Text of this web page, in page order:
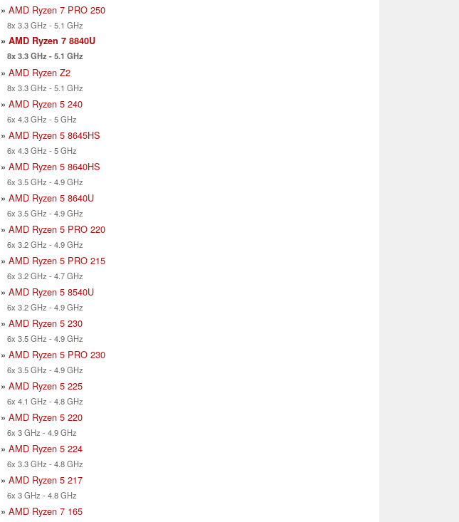
» AMD Ryzen 7 PRO 250
8x 3.3 GHz - 5.1 GHz
» AMD Ryzen 7 8840U
8x 3.3 GHz - 5.1 GHz
» AMD Ryzen Z2
8x 3.3 GHz - 5.1 GHz
» AMD Ryzen 5 240
6x 4.3 GHz - 5 GHz
» AMD Ryzen 5 8645HS
6x 4.3 GHz - 5 GHz
» AMD Ryzen 5 8640HS
6x 3.5 GHz - 4.9 GHz
» AMD Ryzen 5 8640U
6x 3.5 GHz - 4.9 GHz
» AMD Ryzen 5 PRO 220
6x 3.2 GHz - 4.9 GHz
» AMD Ryzen 5 PRO 215
6x 3.2 GHz - 4.7 GHz
» AMD Ryzen 5 8540U
6x 3.2 GHz - 4.9 GHz
» AMD Ryzen 5 230
6x 3.5 GHz - 4.9 GHz
» AMD Ryzen 5 PRO 230
6x 3.5 GHz - 4.9 GHz
» AMD Ryzen 5 225
6x 4.1 GHz - 4.8 GHz
» AMD Ryzen 5 220
6x 3 GHz - 4.9 GHz
» AMD Ryzen 5 224
6x 3.3 GHz - 4.8 GHz
» AMD Ryzen 5 217
6x 3 GHz - 4.8 GHz
» AMD Ryzen 7 165